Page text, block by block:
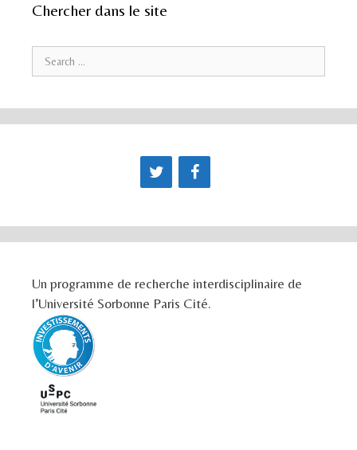
Chercher dans le site
Search for:
Un programme de recherche interdisciplinaire de
l’Université Sorbonne Paris Cité.